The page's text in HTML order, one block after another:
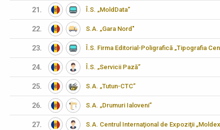
21. Î.S. „MoldData”
22. S.A. „Gara Nord"
23. Î.S. Firma Editorial-Poligrafică „Tipografia
24. Î.S. „Servicii Pază”
25. S.A. „Tutun-CTC”
26. S.A. „Drumuri Ialoveni”
27. S.A. Centrul Internaţional de Expoziţii